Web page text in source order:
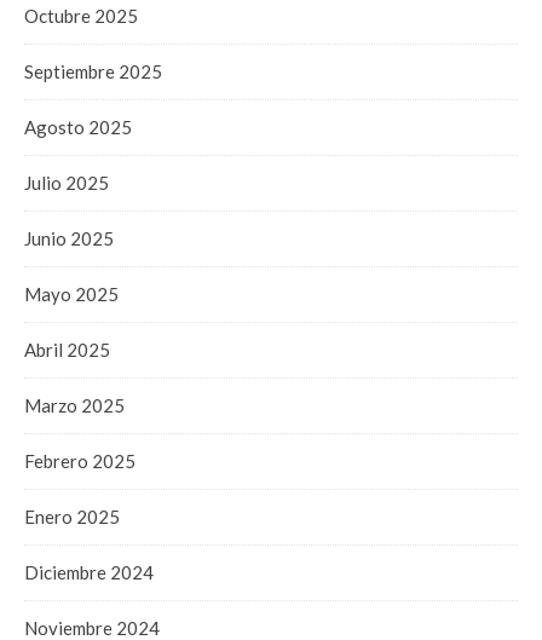
Octubre 2025
Septiembre 2025
Agosto 2025
Julio 2025
Junio 2025
Mayo 2025
Abril 2025
Marzo 2025
Febrero 2025
Enero 2025
Diciembre 2024
Noviembre 2024